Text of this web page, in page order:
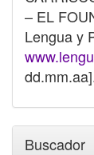
– EL
Lengua y
Buscador